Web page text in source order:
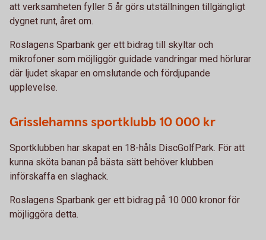
att verksamheten fyller 5 år görs utställningen tillgängligt
dygnet runt, året om.
Roslagens Sparbank ger ett bidrag till skyltar och
mikrofoner som möjliggör guidade vandringar med hörlurar
där ljudet skapar en omslutande och fördjupande
upplevelse.
Grisslehamns sportklubb 10 000 kr
Sportklubben har skapat en 18-håls DiscGolfPark. För att
kunna sköta banan på bästa sätt behöver klubben
införskaffa en slaghack.
Roslagens Sparbank ger ett bidrag på 10 000 kronor för
möjliggöra detta.